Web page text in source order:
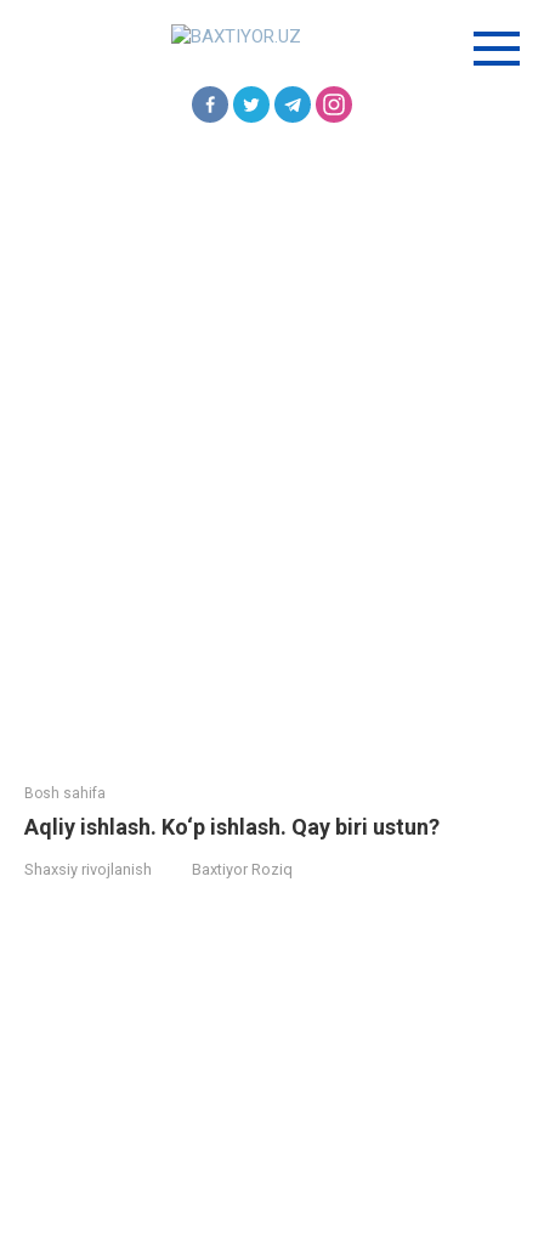
Bosh sahifa
Aqliy ishlash. Ko‘p ishlash. Qay biri ustun?
Shaxsiy rivojlanish Baxtiyor Roziq